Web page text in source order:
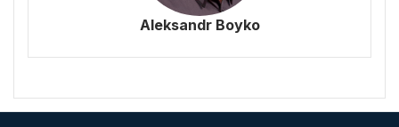
Aleksandr Boyko